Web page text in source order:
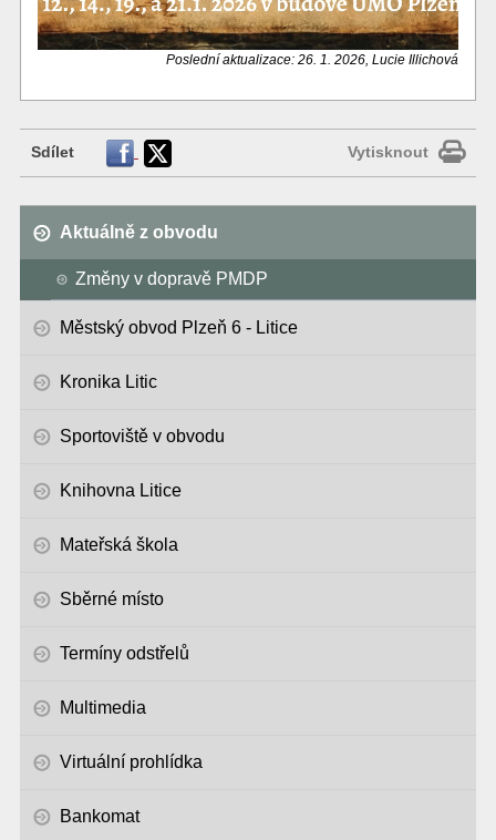
Poslední aktualizace: 26. 1. 2026, Lucie Illichová
Sdílet Vytisknout
Aktuálně z obvodu
Změny v dopravě PMDP
Městský obvod Plzeň 6 - Litice
Kronika Litic
Sportoviště v obvodu
Knihovna Litice
Mateřská škola
Sběrné místo
Termíny odstřelů
Multimedia
Virtuální prohlídka
Bankomat